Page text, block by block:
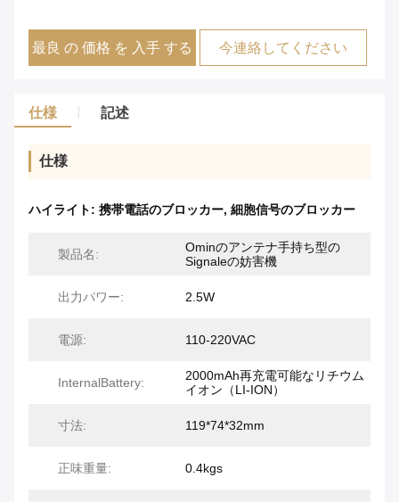
最良 の 価格 を 入手 する 今連絡してください
仕様 記述
仕様
ハイライト: 携帯電話のブロッカー, 細胞信号のブロッカー
製品名:
Ominのアンテナ手持ち型の
Signaleの妨害機
出力パワー: 2.5W
電源: 110-220VAC
InternalBattery:
2000mAh再充電可能なリチウム
イオン（LI-ION）
寸法: 119*74*32mm
正味重量: 0.4kgs